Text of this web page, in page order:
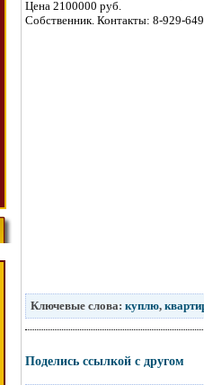
Цена 2100000 руб.
Собственник. Контакты: 8-929-
Ключевые слова: куплю,
Поделись ссылкой с другом